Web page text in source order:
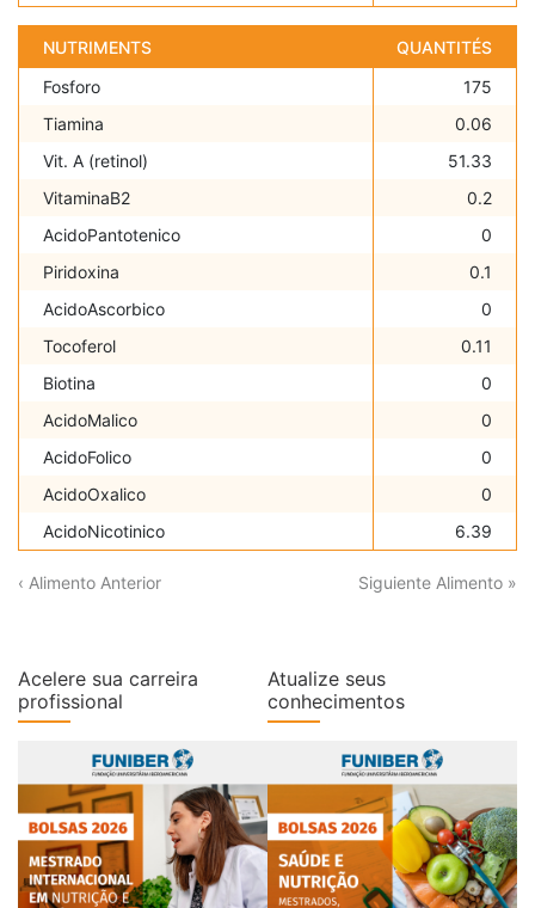
NUTRIMENTS
QUANTITÉS
Fosforo
175
Tiamina
0.06
Vit. A (retinol)
51.33
VitaminaB2
0.2
AcidoPantotenico
0
Piridoxina
0.1
AcidoAscorbico
0
Tocoferol
0.11
Biotina
0
AcidoMalico
0
AcidoFolico
0
AcidoOxalico
0
AcidoNicotinico
6.39
‹ Alimento Anterior Siguiente Alimento »
Acelere sua carreira
profissional
Atualize seus
conhecimentos